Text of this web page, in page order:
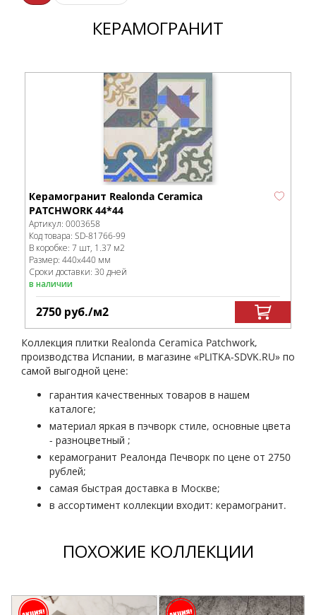
КЕРАМОГРАНИТ
Керамогранит Realonda Ceramica
PATCHWORK 44*44
Артикул: 0003658
Код товара: SD-81766-99
В коробке: 7 шт, 1.37 м2
Размер: 440x440 мм
Сроки доставки: 30 дней
в наличии
2750 руб./м2
Коллекция плитки Realonda Ceramica Patchwork,
производства Испании, в магазине «PLITKA-SDVK.RU» по
самой выгодной цене:
гарантия качественных товаров в нашем
каталоге;
материал яркая в пэчворк стиле, основные цвета
- разноцветный ;
керамогранит Реалонда Печворк по цене от 2750
рублей;
самая быстрая доставка в Москве;
в ассортимент коллекции входит: керамогранит.
ПОХОЖИЕ КОЛЛЕКЦИИ